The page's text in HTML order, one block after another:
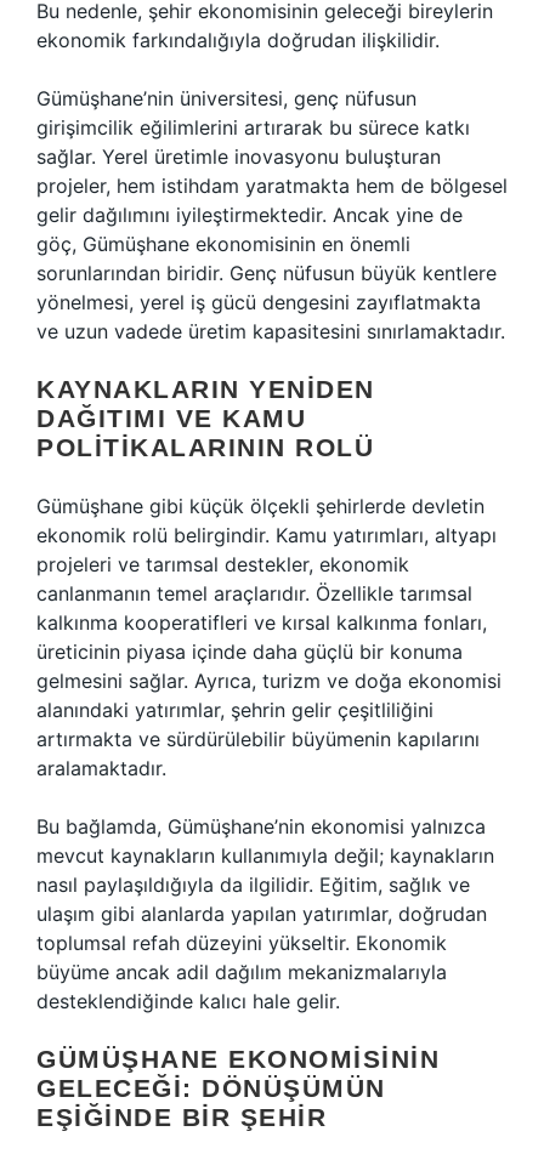
Bu nedenle, şehir ekonomisinin geleceği bireylerin
ekonomik farkındalığıyla doğrudan ilişkilidir.
Gümüşhane’nin üniversitesi, genç nüfusun
girişimcilik eğilimlerini artırarak bu sürece katkı
sağlar. Yerel üretimle inovasyonu buluşturan
projeler, hem istihdam yaratmakta hem de bölgesel
gelir dağılımını iyileştirmektedir. Ancak yine de
göç, Gümüşhane ekonomisinin en önemli
sorunlarından biridir. Genç nüfusun büyük kentlere
yönelmesi, yerel iş gücü dengesini zayıflatmakta
ve uzun vadede üretim kapasitesini sınırlamaktadır.
KAYNAKLARIN YENIDEN
DAĞITIMI VE KAMU
POLITIKALARININ ROLÜ
Gümüşhane gibi küçük ölçekli şehirlerde devletin
ekonomik rolü belirgindir. Kamu yatırımları, altyapı
projeleri ve tarımsal destekler, ekonomik
canlanmanın temel araçlarıdır. Özellikle tarımsal
kalkınma kooperatifleri ve kırsal kalkınma fonları,
üreticinin piyasa içinde daha güçlü bir konuma
gelmesini sağlar. Ayrıca, turizm ve doğa ekonomisi
alanındaki yatırımlar, şehrin gelir çeşitliliğini
artırmakta ve sürdürülebilir büyümenin kapılarını
aralamaktadır.
Bu bağlamda, Gümüşhane’nin ekonomisi yalnızca
mevcut kaynakların kullanımıyla değil; kaynakların
nasıl paylaşıldığıyla da ilgilidir. Eğitim, sağlık ve
ulaşım gibi alanlarda yapılan yatırımlar, doğrudan
toplumsal refah düzeyini yükseltir. Ekonomik
büyüme ancak adil dağılım mekanizmalarıyla
desteklendiğinde kalıcı hale gelir.
GÜMÜŞHANE EKONOMISININ
GELECEĞI: DÖNÜŞÜMÜN
EŞIĞINDE BIR ŞEHIR